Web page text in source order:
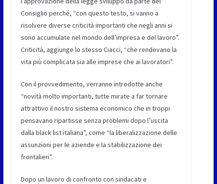
Consiglio perché, “con questo testo, si vanno a
risolvere diverse criticità importanti che negli anni si
sono accumulate nel mondo dell’impresa e del lavoro”.
Criticità, aggiunge lo stesso Ciacci, “che rendevano la
vita più complicata sia alle imprese che ai lavoratori”.
Con il provvedimento, verranno introdotte anche
“novità molto importanti, tutte mirate a far tornare
attrattivo il nostro sistema economico che in troppi
pensavano ripartisse senza problemi dopo l’uscita
dalla black list italiana”, come “la liberalizzazione delle
assunzioni per le aziende e la stabilizzazione dei
frontalieri”.
Dopo un lavoro di confronto con sindacati e